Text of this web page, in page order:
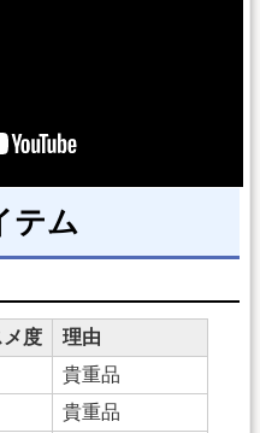
テム
メ度
理由
貴重品
貴重品